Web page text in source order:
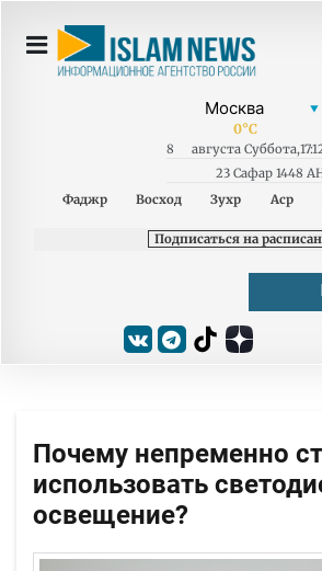
0°C
8 августа Суббота,
23 Сафар 1448
Фаджр
Восход Зухр Аср
Подписаться на
Почему непременно
использовать
освещение?